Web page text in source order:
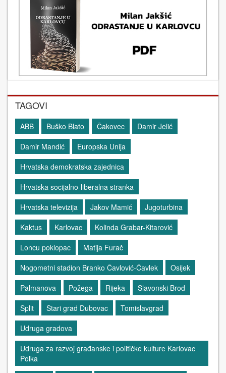
TAGOVI
ABB Buško Blato Čakovec
Damir Jelić
Damir Mandić
Europska Unija
Hrvatska demokratska zajednica
Hrvatska socijalno-liberalna stranka
Hrvatska televizija
Jakov Mamić
Jugoturbina
Kaktus
Karlovac
Kolinda Grabar-Kitarović
Loncu poklopac
Matija Furač
Nogometni stadion Branko Čavlović-Čavlek
Osijek
Palmanova
Požega Rijeka
Slavonski Brod
Split
Stari grad Dubovac
Tomislavgrad
Udruga gradova
Udruga za razvoj građanske i političke kulture Karlovac
Polka